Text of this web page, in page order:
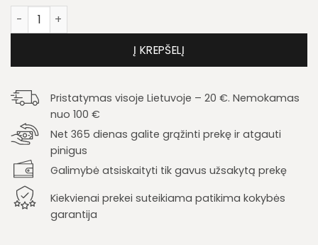
produkto kiekis: Stalas Linosa 3 160
Į KREPŠELĮ
Pristatymas visoje Lietuvoje – 20 €. Nemokamas
nuo 100 €
Net 365 dienas galite grąžinti prekę ir atgauti
pinigus
Galimybė atsiskaityti tik gavus užsakytą prekę
Kiekvienai prekei suteikiama patikima kokybės
garantija